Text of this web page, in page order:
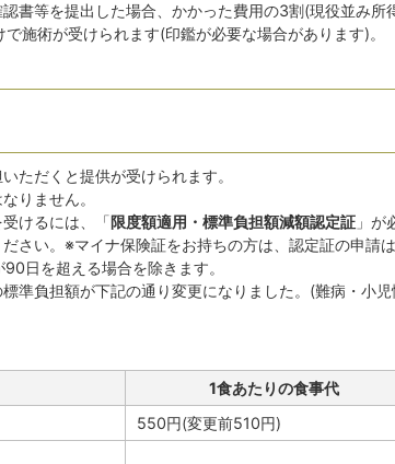
書等を提出した場合、かかった費用の3割(現役並み所
施術が受けられます(印鑑が必要な場合があります)。
ただくと提供が受けられます。
りません。
けるには、「限度額適用・標準負担額減額認定証 」が
さい。※マイナ保険証をお持ちの方は、認定証の申請
日を超える場合を除きます。
準負担額が下記の通り変更になりました。(難病・小
1食あたりの食事代
550円(変更前510円)